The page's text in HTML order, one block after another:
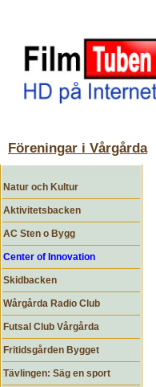
Föreningar i Vårgårda
Natur och Kultur
Aktivitetsbacken
AC Sten o Bygg
Center of Innovation
Skidbacken
Wårgårda Radio Club
Futsal Club Vårgårda
Fritidsgården Bygget
Tävlingen: Säg en sport